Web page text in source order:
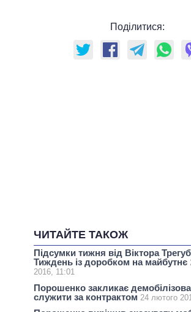
Поділитися:
ЧИТАЙТЕ ТАКОЖ
Підсумки тижня від Віктора
Тиждень із доробком на майбутнє
2016, 11:01
Порошенко закликає
служити за контрактом 24 лютого